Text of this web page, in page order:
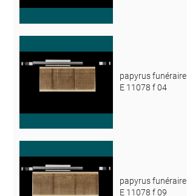
papyrus funéraire
E 11078 f 04
papyrus funéraire
E 11078 f 09